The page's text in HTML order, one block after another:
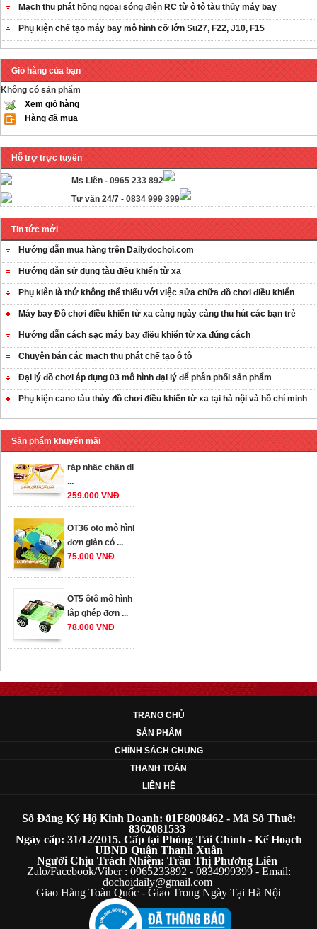
Mạch thu phát hồng ngoại sóng điện RC từ ô tô tàu thủy máy bay
Phụ kiện chế tạo máy bay mô hình cỡ lớn Su27, F22, J10, F15
Giỏ hàng của bạn
Không có sản phẩm
Xem giỏ hàng
Hàng đã mua
Hỗ trợ trực tuyến
Ms Liên - 0965 233 892
Tư vấn 24/7 - 0834 999 399
Tin tức mới
Hướng dẫn mua hàng trên Dailydochoi.com
Hướng dẫn sử dụng tàu điều khiển từ xa
Phụ kiên là thứ không thể thiếu với việc sửa chữa đồ chơi điều khiển
Máy bay Đồ chơi điều khiển từ xa càng ngày càng thu hút các bạn trẻ
Hướng dẫn cách sạc máy bay điều khiển từ xa đúng cách
Chuyên bán các mạch thu phát chế tạo ô tô
Đại lý đồ chơi áp dụng 03 mô hình đại lý để phân phối sản phẩm
Phụ kiện cano tàu thủy đồ chơi điều khiển từ xa tại hà nội và hồ chí minh
Sản phẩm khuyến mãi
OT35 robot lắp
ráp nhấc chân di
259.000 VNĐ
OT36 oto mô hình
đơn giản có ...
75.000 VNĐ
OT5 ôtô mô hình
lắp ghép đơn ...
78.000 VNĐ
đơn giản cho ...
352.000 VNĐ
OT35 robot lắp
ráp nhấc chân di
OT36 oto mô hình
đơn giản có ...
75.000 VNĐ
OT5 ôtô mô hình
lắp ghép đơn ...
78.000 VNĐ
TRANG CHỦ
SẢN PHẨM
CHÍNH SÁCH CHUNG
THANH TOÁN
LIÊN HỆ
Số Đăng Ký Hộ Kinh Doanh: 01F8008462 - Mã Số Thuế:
8362081533
Ngày cấp: 31/12/2015. Cấp tại Phòng Tài Chính - Kế Hoạch
UBND Quận Thanh Xuân
Người Chịu Trách Nhiệm: Trần Thị Phương Liên
Zalo/Facebook/Viber : 0965233892 - 0834999399 - Email:
dochoidaily@gmail.com
Giao Hàng Toàn Quốc - Giao Trong Ngày Tại Hà Nội